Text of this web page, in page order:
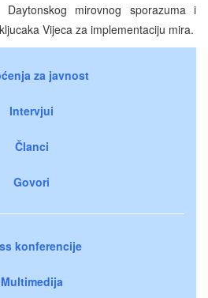
mirovnog sporazuma i
Vijeca za implementaciju mira.
za javnost
Intervjui
Članci
Govori
konferencije
Multimedija